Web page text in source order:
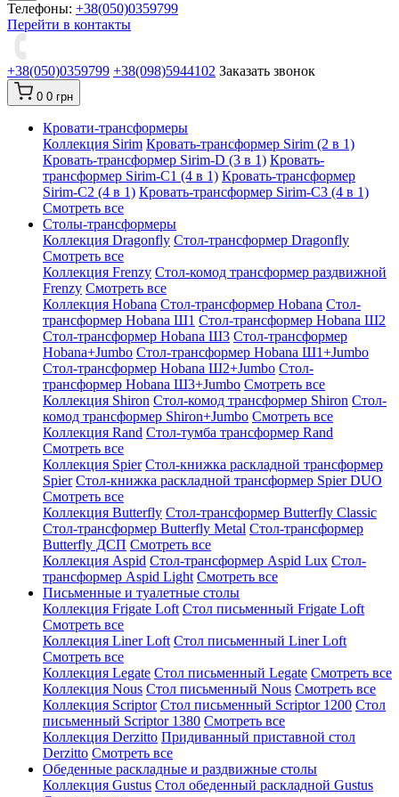
Телефоны: +38(050)0359799
Перейти в контакты
+38(050)0359799 +38(098)5944102 Заказать звонок
0 0 грн
Кровати-трансформеры
Коллекция Sirim Кровать-трансформер Sirim (2 в 1)
Кровать-трансформер Sirim-D (3 в 1) Кровать-
трансформер Sirim-C1 (4 в 1) Кровать-трансформер
Sirim-C2 (4 в 1) Кровать-трансформер Sirim-C3 (4 в 1)
Смотреть все
Cтолы-трансформеры
Коллекция Dragonfly Стол-трансформер Dragonfly
Смотреть все
Коллекция Frenzy Стол-комод трансформер раздвижной
Frenzy Смотреть все
Коллекция Hobana Стол-трансформер Hobana Стол-
трансформер Hobana Ш1 Стол-трансформер Hobana Ш2
Стол-трансформер Hobana Ш3 Стол-трансформер
Hobana+Jumbo Стол-трансформер Hobana Ш1+Jumbo
Стол-трансформер Hobana Ш2+Jumbo Стол-
трансформер Hobana Ш3+Jumbo Смотреть все
Коллекция Shiron Стол-комод трансформер Shiron Стол-
комод трансформер Shiron+Jumbo Смотреть все
Коллекция Rand Стол-тумба трансформер Rand
Смотреть все
Коллекция Spier Стол-книжка раскладной трансформер
Spier Стол-книжка раскладной трансформер Spier DUO
Смотреть все
Коллекция Butterfly Стол-трансформер Butterfly Classic
Стол-трансформер Butterfly Metal Стол-трансформер
Butterfly ДСП Смотреть все
Коллекция Aspid Стол-трансформер Aspid Lux Стол-
трансформер Aspid Light Смотреть все
Письменные и туалетные столы
Коллекция Frigate Loft Стол письменный Frigate Loft
Смотреть все
Коллекция Liner Loft Стол письменный Liner Loft
Смотреть все
Коллекция Legate Стол письменный Legate Смотреть все
Коллекция Nous Стол письменный Nous Смотреть все
Коллекция Scriptor Стол письменный Scriptor 1200 Стол
письменный Scriptor 1380 Смотреть все
Коллекция Derzitto Придиванный приставной стол
Derzitto Смотреть все
Обеденные раскладные и раздвижные столы
Коллекция Gustus Стол обеденный раскладной Gustus